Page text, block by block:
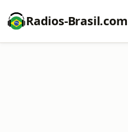
Radios-Brasil.com